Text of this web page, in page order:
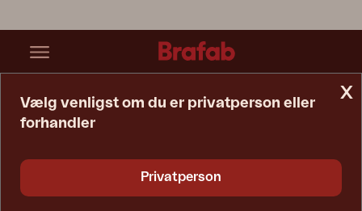
x
Vælg venligst om du er privatperson eller
forhandler
Privatperson